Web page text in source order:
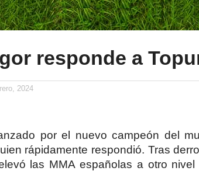
responde a
2024
por el nuevo campeón del
rápidamente respondió. Tras
las MMA españolas a otro